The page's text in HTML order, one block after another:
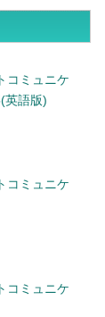
コミュニケ
英語版)
コミュニケ
コミュニケ